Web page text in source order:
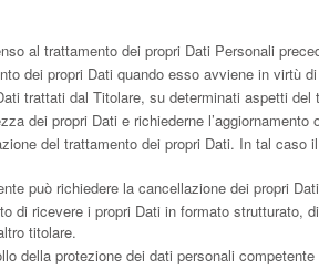
al trattamento dei propri Dati Personali
dei propri Dati quando esso avviene in virtù
trattati dal Titolare, su determinati aspetti
dei propri Dati e richiederne l’aggiornamento
del trattamento dei propri Dati. In tal
può richiedere la cancellazione dei propri
di ricevere i propri Dati in formato
titolare.
della protezione dei dati personali